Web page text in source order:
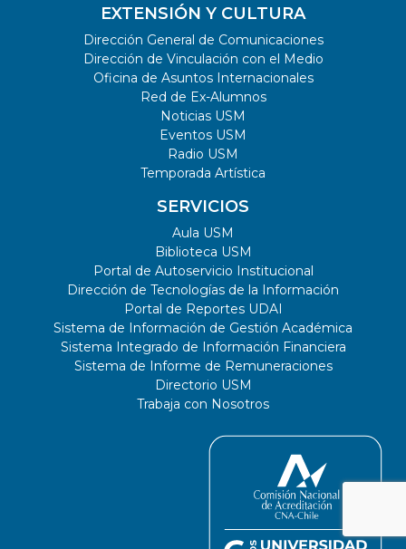
EXTENSIÓN Y CULTURA
Dirección General de Comunicaciones
Dirección de Vinculación con el Medio
Oficina de Asuntos Internacionales
Red de Ex-Alumnos
Noticias USM
Eventos USM
Radio USM
Temporada Artística
SERVICIOS
Aula USM
Biblioteca USM
Portal de Autoservicio Institucional
Dirección de Tecnologías de la Información
Portal de Reportes UDAI
Sistema de Información de Gestión Académica
Sistema Integrado de Información Financiera
Sistema de Informe de Remuneraciones
Directorio USM
Trabaja con Nosotros